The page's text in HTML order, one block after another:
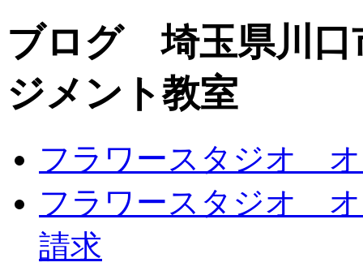
ブログ 埼玉県川口
ジメント教室
フラワースタジオ
フラワースタジオ オ
請求